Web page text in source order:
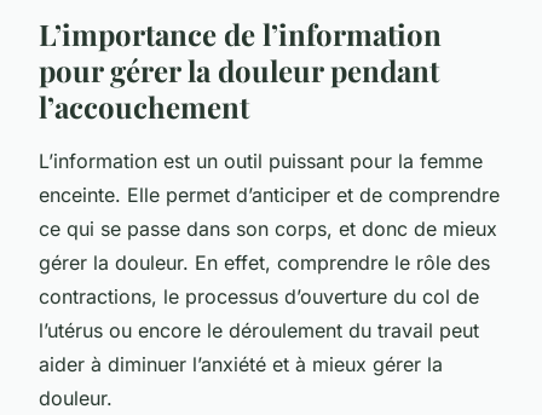
L’importance de l’information
pour gérer la douleur pendant
l’accouchement
L’information est un outil puissant pour la femme
enceinte. Elle permet d’anticiper et de comprendre
ce qui se passe dans son corps, et donc de mieux
gérer la douleur. En effet, comprendre le rôle des
contractions, le processus d’ouverture du col de
l’utérus ou encore le déroulement du travail peut
aider à diminuer l’anxiété et à mieux gérer la
douleur.